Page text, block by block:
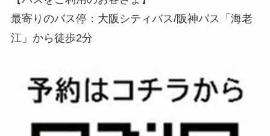
最寄りのバス停：大阪シティバス/阪神バス「海老
江」から徒歩2分